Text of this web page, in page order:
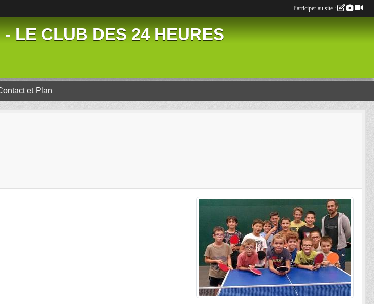
LE CLUB DES 24 HEURES
et Plan
Participer au site :